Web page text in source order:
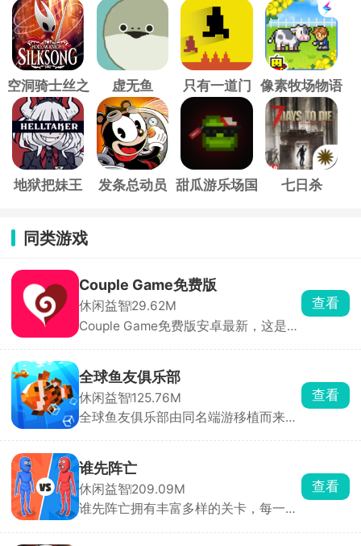
空洞骑士丝之
歌
虚无鱼 只有一道门 像素牧场物语
地狱把妹王 发条总动员
甜瓜游乐场国
七日杀
同类游戏
Couple Game免费版
休闲益智29.62M
Couple Game免费版安卓最新，这是一
设立了温和、热辣以及猛烈三种模式，
获取随机题目，适用于情侣或者朋友之
间的问答，使其更加的了解彼此，拉近
彼此的距离。
查看
全球鱼友俱乐部
休闲益智125.76M
全球鱼友俱乐部由同名端游移植而来，
考，你只需要钓起各种各样的小鱼，解
锁图鉴，还能让同种鱼群繁殖后代。超
多鱼缸主题任你挑选，搭配丰富装饰物
打造专属水族箱，画面精致、氛围温馨
查看
谁先阵亡
休闲益智209.09M
谁先阵亡拥有丰富多样的关卡，每一关
查看